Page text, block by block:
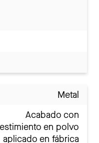
Metal
Acabado con
en polvo
aplicado en fábrica